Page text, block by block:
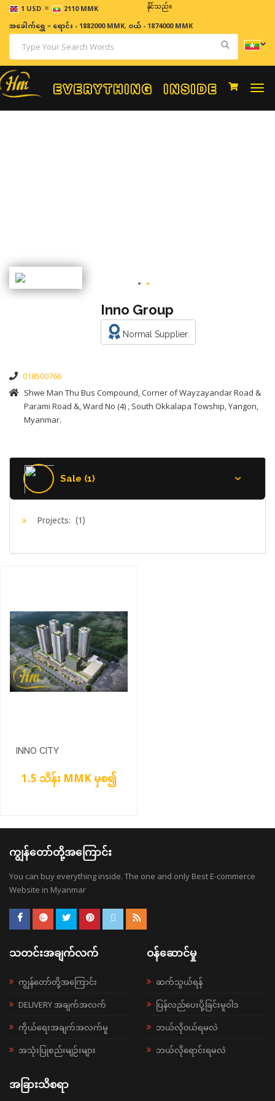
1 USD = 2110 MMK
ဈေးနှုန်းများသည် အချိန်နှင့် အမျှပြောင်းလဲနိုင်သည်။
အခေါက်ရွှေ=ရောင်း - 1882000 MMK, ဝယ် - 1874000 MMK
Inno Group
Normal Supplier
018500766
Shwe Man Thu Bus Compound, Corner of Wayzayandar Road &
Parami Road &, Ward No (4) , South Okkalapa Towship, Yangon,
Myanmar.
Sale (1)
Projects: (1)
INNO CITY
1.5 သိန်း MMK မှစ၍
ကျွန်တော်တို့အကြောင်း
You can buy everything inside. The one and only Best E-commerce
Website in Myanmar
သတင်းအချက်လက်
ကျွန်တော်တို့အကြောင်း
DELIVERY အချက်အလက်
ကိုယ်ရေးအချက်အလက်မူ
အသုံးပြုစည်းမျဉ်းများ
ဝန်ဆောင်မှု
ဆက်သွယ်ရန်
ပြန်လည်ပေးပို့ခြင်းမူဝါဒ
ဘယ်လို၀ယ်ရမလဲ
ဘယ်လိုရောင်းရမလဲ
အခြားသိစရာ